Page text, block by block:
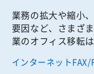
業務の拡大や縮小
要因など、さまざ
業のオフィス移転
ネットワーク機器
インターネット